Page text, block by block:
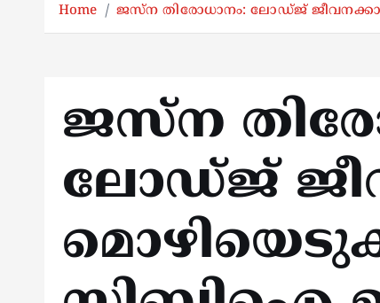
Home ജസ്ന തിരോധാനം: ലോഡ്ജ്
ജസ്ന
ലോഡ്ജ്